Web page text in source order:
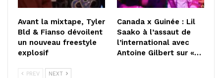
Avant la mixtape, Tyler
Bld & Fianso dévoilent
un nouveau freestyle
explosif
Canada x Guinée : Lil
Saako à l’assaut de
l’international avec
Antoine Gilbert sur «…
PREV NEXT